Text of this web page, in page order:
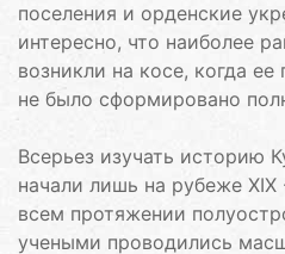
поселения и орденские
интересно, что наиболее
возникли на косе, когда ее
не было сформировано
Всерьез изучать историю
начали лишь на рубеже XIX
всем протяжении
учеными проводились